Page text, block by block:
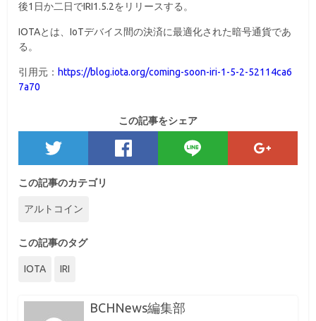
後1日か二日でIRI1.5.2をリリースする。
IOTAとは、IoTデバイス間の決済に最適化された暗号通貨であ
る。
引用元： https://blog.iota.org/coming-soon-iri-1-5-2-52114ca6
7a70
この記事をシェア
この記事のカテゴリ
アルトコイン
この記事のタグ
IOTA IRI
BCHNews編集部